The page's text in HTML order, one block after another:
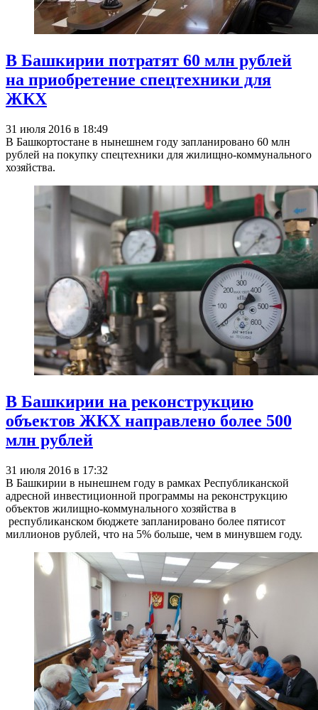
В Башкирии потратят 60 млн рублей
на приобретение спецтехники для
ЖКХ
31 июля 2016 в 18:49
В Башкортостане в нынешнем году запланировано 60 млн
рублей на покупку спецтехники для жилищно-коммунального
хозяйства.
В Башкирии на реконструкцию
объектов ЖКХ направлено более 500
млн рублей
31 июля 2016 в 17:32
В Башкирии в нынешнем году в рамках Республиканской
адресной инвестиционной программы на реконструкцию
объектов жилищно-коммунального хозяйства в
республиканском бюджете запланировано более пятисот
миллионов рублей, что на 5% больше, чем в минувшем году.